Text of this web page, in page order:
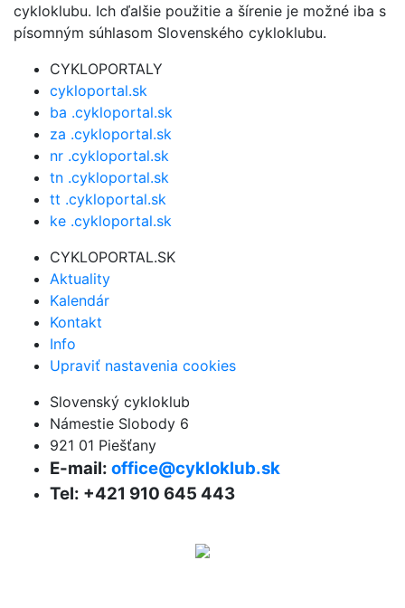
cykloklubu. Ich ďalšie použitie a šírenie je možné iba s
písomným súhlasom Slovenského cykloklubu.
CYKLOPORTALY
cykloportal.sk
ba .cykloportal.sk
za .cykloportal.sk
nr .cykloportal.sk
tn .cykloportal.sk
tt .cykloportal.sk
ke .cykloportal.sk
CYKLOPORTAL.SK
Aktuality
Kalendár
Kontakt
Info
Upraviť nastavenia cookies
Slovenský cykloklub
Námestie Slobody 6
921 01 Piešťany
E-mail: office@cykloklub.sk
Tel: +421 910 645 443